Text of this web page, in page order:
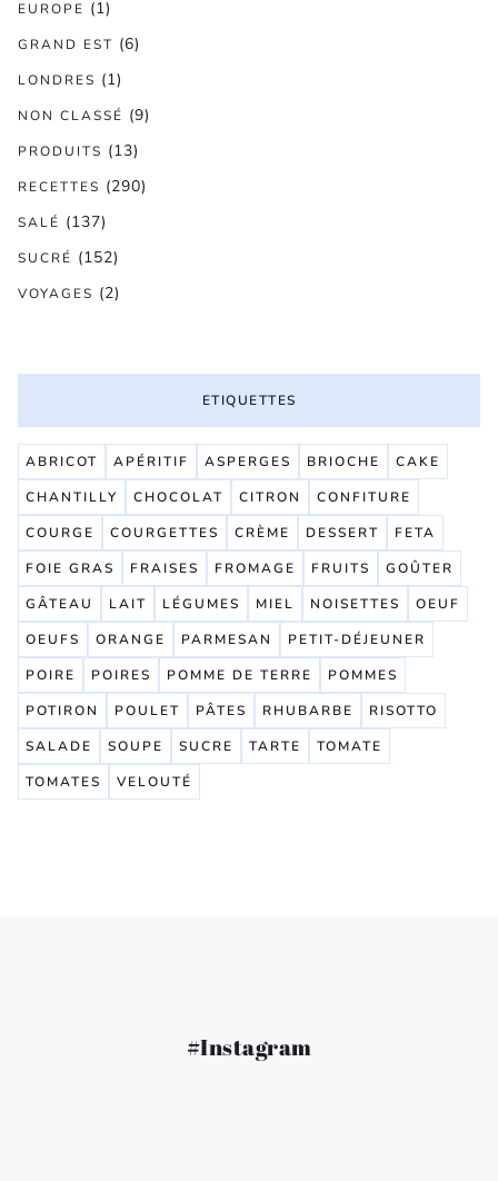
EUROPE (1)
GRAND EST (6)
LONDRES (1)
NON CLASSÉ (9)
PRODUITS (13)
RECETTES (290)
SALÉ (137)
SUCRÉ (152)
VOYAGES (2)
ETIQUETTES
ABRICOT APÉRITIF ASPERGES BRIOCHE
CAKE
CHANTILLY
CHOCOLAT CITRON
CONFITURE
COURGE
COURGETTES CRÈME DESSERT
FETA
FOIE GRAS
FRAISES FROMAGE FRUITS
GOÛTER
GÂTEAU
LAIT LÉGUMES MIEL NOISETTES
OEUF
OEUFS
ORANGE PARMESAN
PETIT-DÉJEUNER
POIRE
POIRES POMME DE TERRE
POMMES
POTIRON
POULET PÂTES RHUBARBE
RISOTTO
SALADE
SOUPE SUCRE TARTE
TOMATE
TOMATES
VELOUTÉ
#Instagram